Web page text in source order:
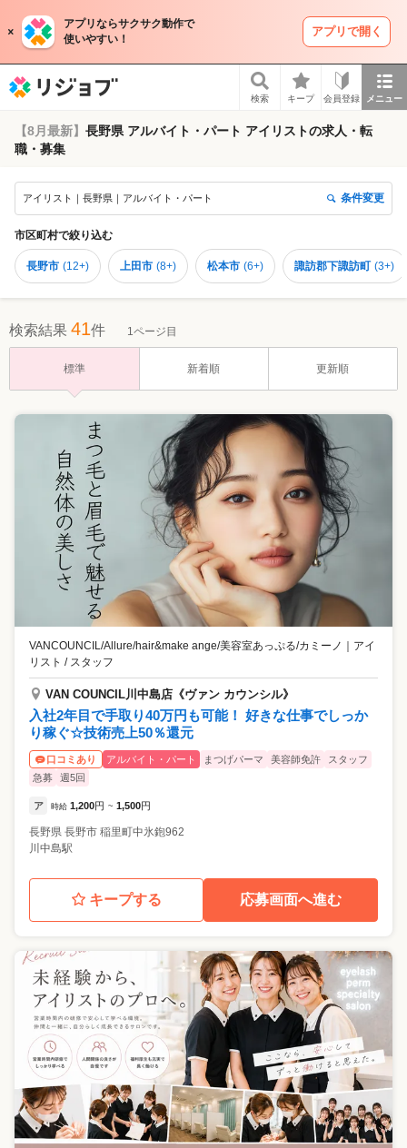
アプリならサクサク動作で
使いやすい！
アプリで開く
検索 キープ 会員登録 メニュー
【8月最新】 長野県 アルバイト・パート アイリストの求人・転
職・募集
アイリスト｜長野県｜アルバイト・パート 条件変更
市区町村で絞り込む
長野市 (12+) 上田市 (8+) 松本市 (6+) 諏訪郡下諏訪町 (3+)
検索結果 41件 1ページ目
標準 新着順 更新順
VANCOUNCIL/Allure/hair&make ange/美容室あっぷる/カミーノ
アイ
リスト / スタッフ
VAN COUNCIL川中島店《ヴァン カウンシル》
入社2年目で手取り40万円も可能！ 好きな仕事でしっか
り稼ぐ☆技術売上50％還元
口コミあり アルバイト・パート まつげパーマ 美容師免許
スタッフ
急募
週5回
ア 時給 1,200円 ~ 1,500円
長野県 長野市 稲里町中氷鉋962
川中島駅
キープする 応募画面へ進む